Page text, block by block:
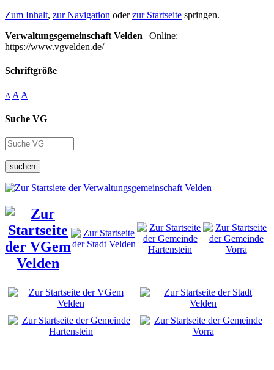
Zum Inhalt, zur Navigation oderzur Startseite springen.
Verwaltungsgemeinschaft Velden | Online:
https://www.vgvelden.de/
Schriftgröße
A A A
Suche VG
suchen